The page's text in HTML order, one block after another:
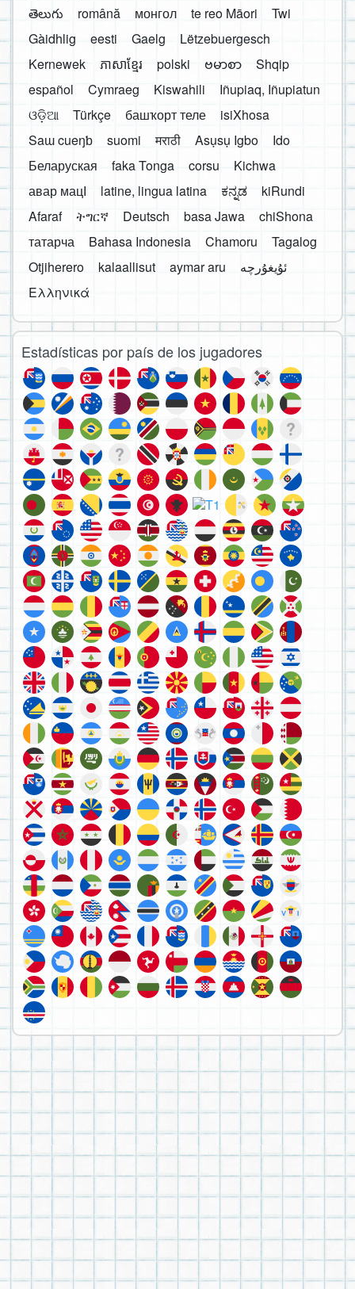
తెలుగు
română монгол te reo Māori
Twi
Gàidhlig
eesti Gaelg
Lëtzebuergesch
Kernewek
ភាសាខ្មែរ polski ဗမာစာ
Shqip
español
Cymraeg Kiswahili
Iñupiaq, Iñupiatun
ଓଡ଼ିଆ
Türkçe башҡорт теле
isiXhosa
Saɯ cueŋƅ
suomi मराठी Asụsụ Igbo
Ido
Беларуская
faka Tonga corsu
Kichwa
авар мацӀ
latine, lingua latina ಕನ್ನಡ
kiRundi
Afaraf
ትግርኛ Deutsch basa Jawa
chiShona
татарча
Bahasa Indonesia Chamoru
Tagalog
Otjiherero
kalaallisut aymar aru
Ελληνικά
Estadísticas por país de los jugadores